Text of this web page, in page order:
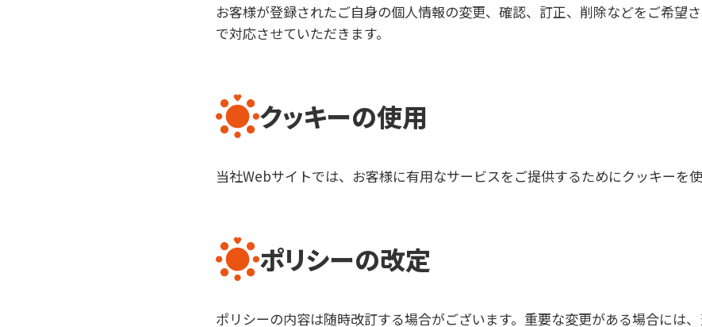
お客様が登録されたご自身の個人情報の変更、確認、訂正、削除などをご希望
で対応させていただきます。
クッキーの使用
当社Webサイトでは、お客様に有用なサービスをご提供するためにクッキーを使
ポリシーの改定
ポリシーの内容は随時改訂する場合がございます。重要な変更がある場合には